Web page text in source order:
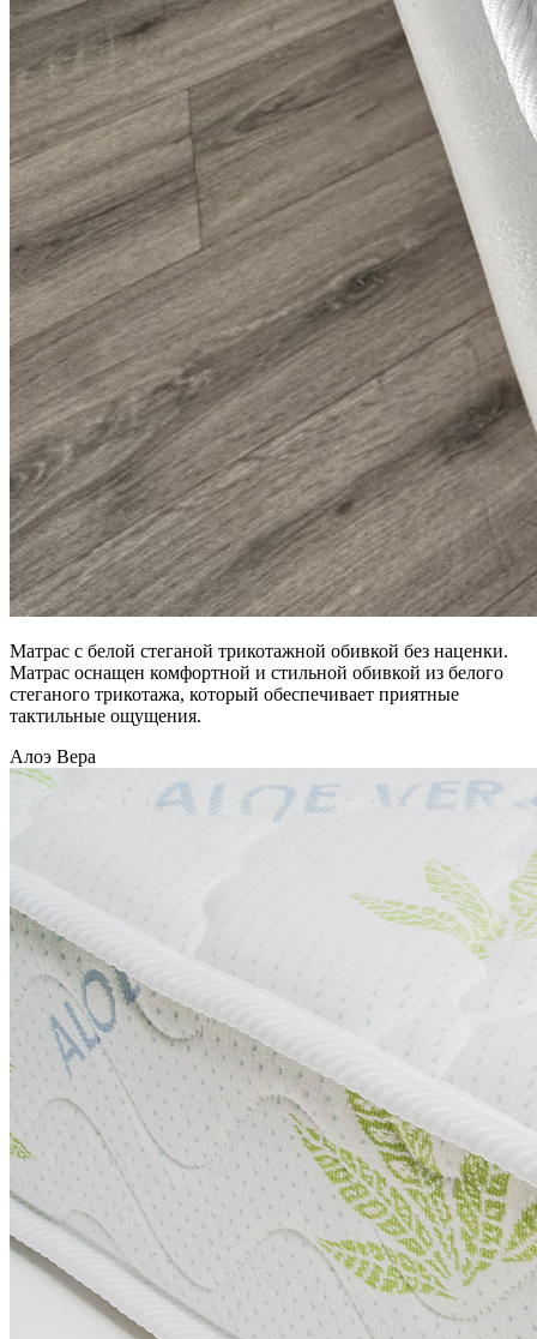
Матрас с белой стеганой трикотажной обивкой без наценки.
Матрас оснащен комфортной и стильной обивкой из белого
стеганого трикотажа, который обеспечивает приятные
тактильные ощущения.
Алоэ Вера